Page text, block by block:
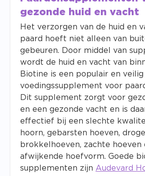
gezonde huid en vacht
Het verzorgen van de huid en
paard hoeft niet alleen van
gebeuren. Door middel van
wordt de huid en vacht van
Biotine is een populair en veilig
voedingssupplement voor
Dit supplement zorgt voor
en een gezonde vacht en is
effectief bij een slechte
hoorn, gebarsten hoeven, droge
brokkelhoeven, zachte hoeven
afwijkende hoefvorm. Goede
supplementen zijn Audevard